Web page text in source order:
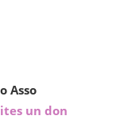
Asso
un don